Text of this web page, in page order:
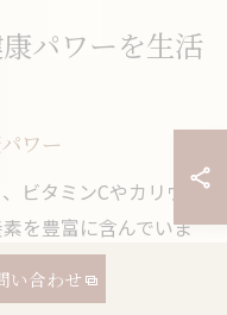
パワーを生活
ワー
ビタミンCやカリウ
を豊富に含んでいま
があり、体のサビを防
余分な塩分を排出し
い合わせ